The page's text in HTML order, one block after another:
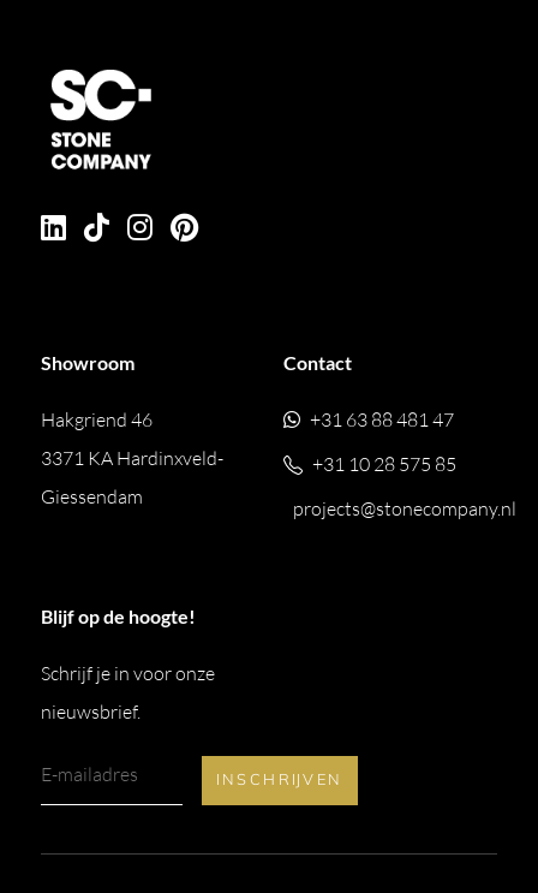
Showroom
Hakgriend 46
3371 KA Hardinxveld-
Giessendam
Contact
+31 63 88 481 47
+31 10 28 575 85
projects@stonecompany.nl
Blijf op de hoogte!
Schrijf je in voor onze
nieuwsbrief.